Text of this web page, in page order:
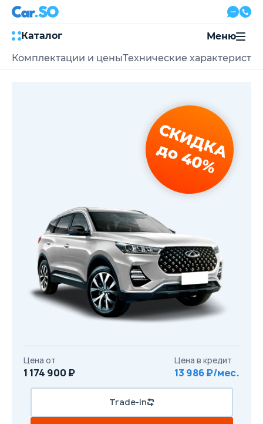
Каталог
с 08:00 по 20:00, без выходных
Привольная улица, 2, к5
Перезвоните мне
Меню
Комплектации и ценыТехнические
СКИДКА
до 40%
Цена от
1 174 900 ₽
Цена в кредит
13 986 ₽/мес.
Trade-in